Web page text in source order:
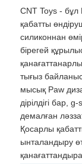
CNT Toys - бұл
қабатты
силиконнан
бірегей
тығыз
мысық Paw
дірілдігі бар,
демалған
Қосарлы
ынталандыру